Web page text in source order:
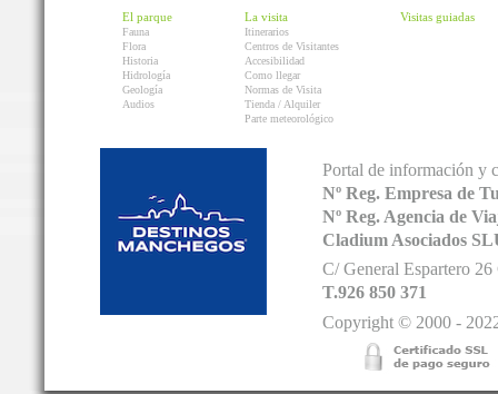
El parque
Fauna
Flora
Historia
Hidrología
Geología
Audios
La visita
Itinerarios
Centros de Visitantes
Accesibilidad
Como llegar
Normas de Visita
Tienda / Alquiler
Parte meteorológico
Visitas guiadas
Portal de información y
Nº Reg. Empresa de
Nº Reg. Agencia de
Cladium Asociados
C/ General Espartero
T.926 850 371
Copyright © 2000 -